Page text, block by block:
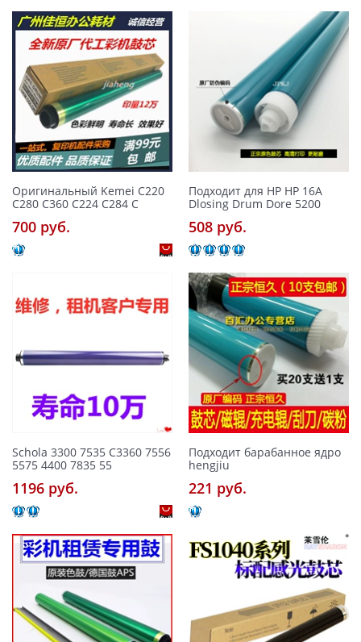
Оригинальный Kemei C220
C280 C360 C224 C284 C
700 pуб.
Подходит для HP HP 16A
Dlosing Drum Dore 5200
508 pуб.
Schola 3300 7535 C3360 7556
5575 4400 7835 55
1196 pуб.
Подходит барабанное ядро ​​
hengjiu
221 pуб.